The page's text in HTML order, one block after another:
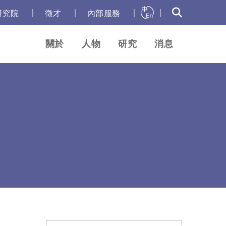
究院 徵才 內部服務
關於 人物 研究 消息